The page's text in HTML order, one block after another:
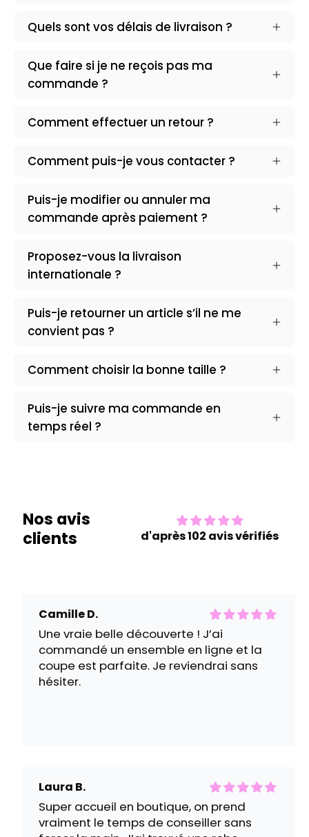
Quels sont vos délais de livraison ?
Que faire si je ne reçois pas ma
commande ?
Comment effectuer un retour ?
Comment puis-je vous contacter ?
Puis-je modifier ou annuler ma
commande après paiement ?
Proposez-vous la livraison
internationale ?
Puis-je retourner un article s’il ne me
convient pas ?
Comment choisir la bonne taille ?
Puis-je suivre ma commande en
temps réel ?
Nos avis
clients
d'après 102 avis vérifiés
Émilie T.
vêtements tendance à prix raisonnable !
Mon ensemble pantalon gris fait fureur à
chaque fois que je le porte.
nouveautés.
Camille D.
Une vraie belle découverte ! J’ai
commandé un ensemble en ligne et la
coupe est parfaite. Je reviendrai sans
hésiter.
Laura B.
Super accueil en boutique, on prend
vraiment le temps de conseiller sans